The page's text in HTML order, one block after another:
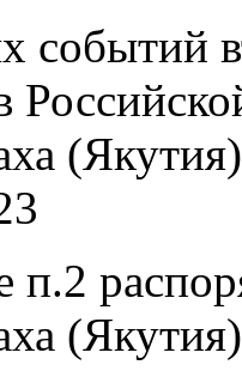
событий
(Якутия)
п.2